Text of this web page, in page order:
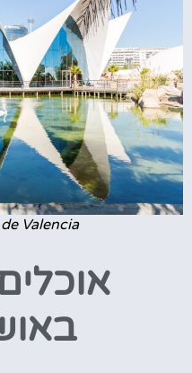
Valencia